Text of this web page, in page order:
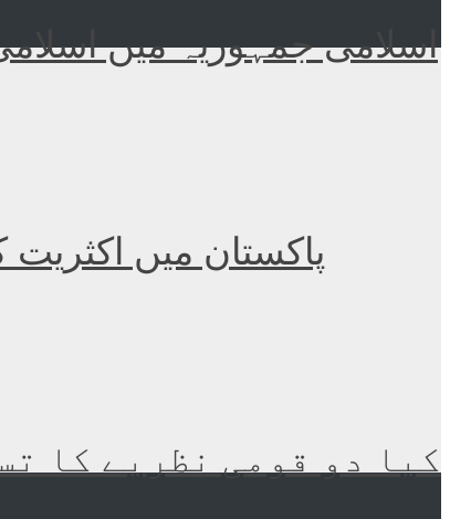
اسلامی جمہوریہ میں
پاکستان میں
کیا دو قومی نظریے کا